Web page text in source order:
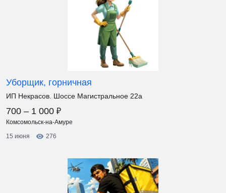
Уборщик, горничная
ИП Некрасов. Шоссе Магистральное 22а
700 – 1 000 ₽
Комсомольск-на-Амуре
15 июня
276